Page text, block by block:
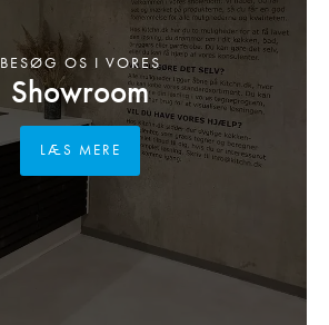
Showroom
BESØG OS I VORES
LÆS MERE